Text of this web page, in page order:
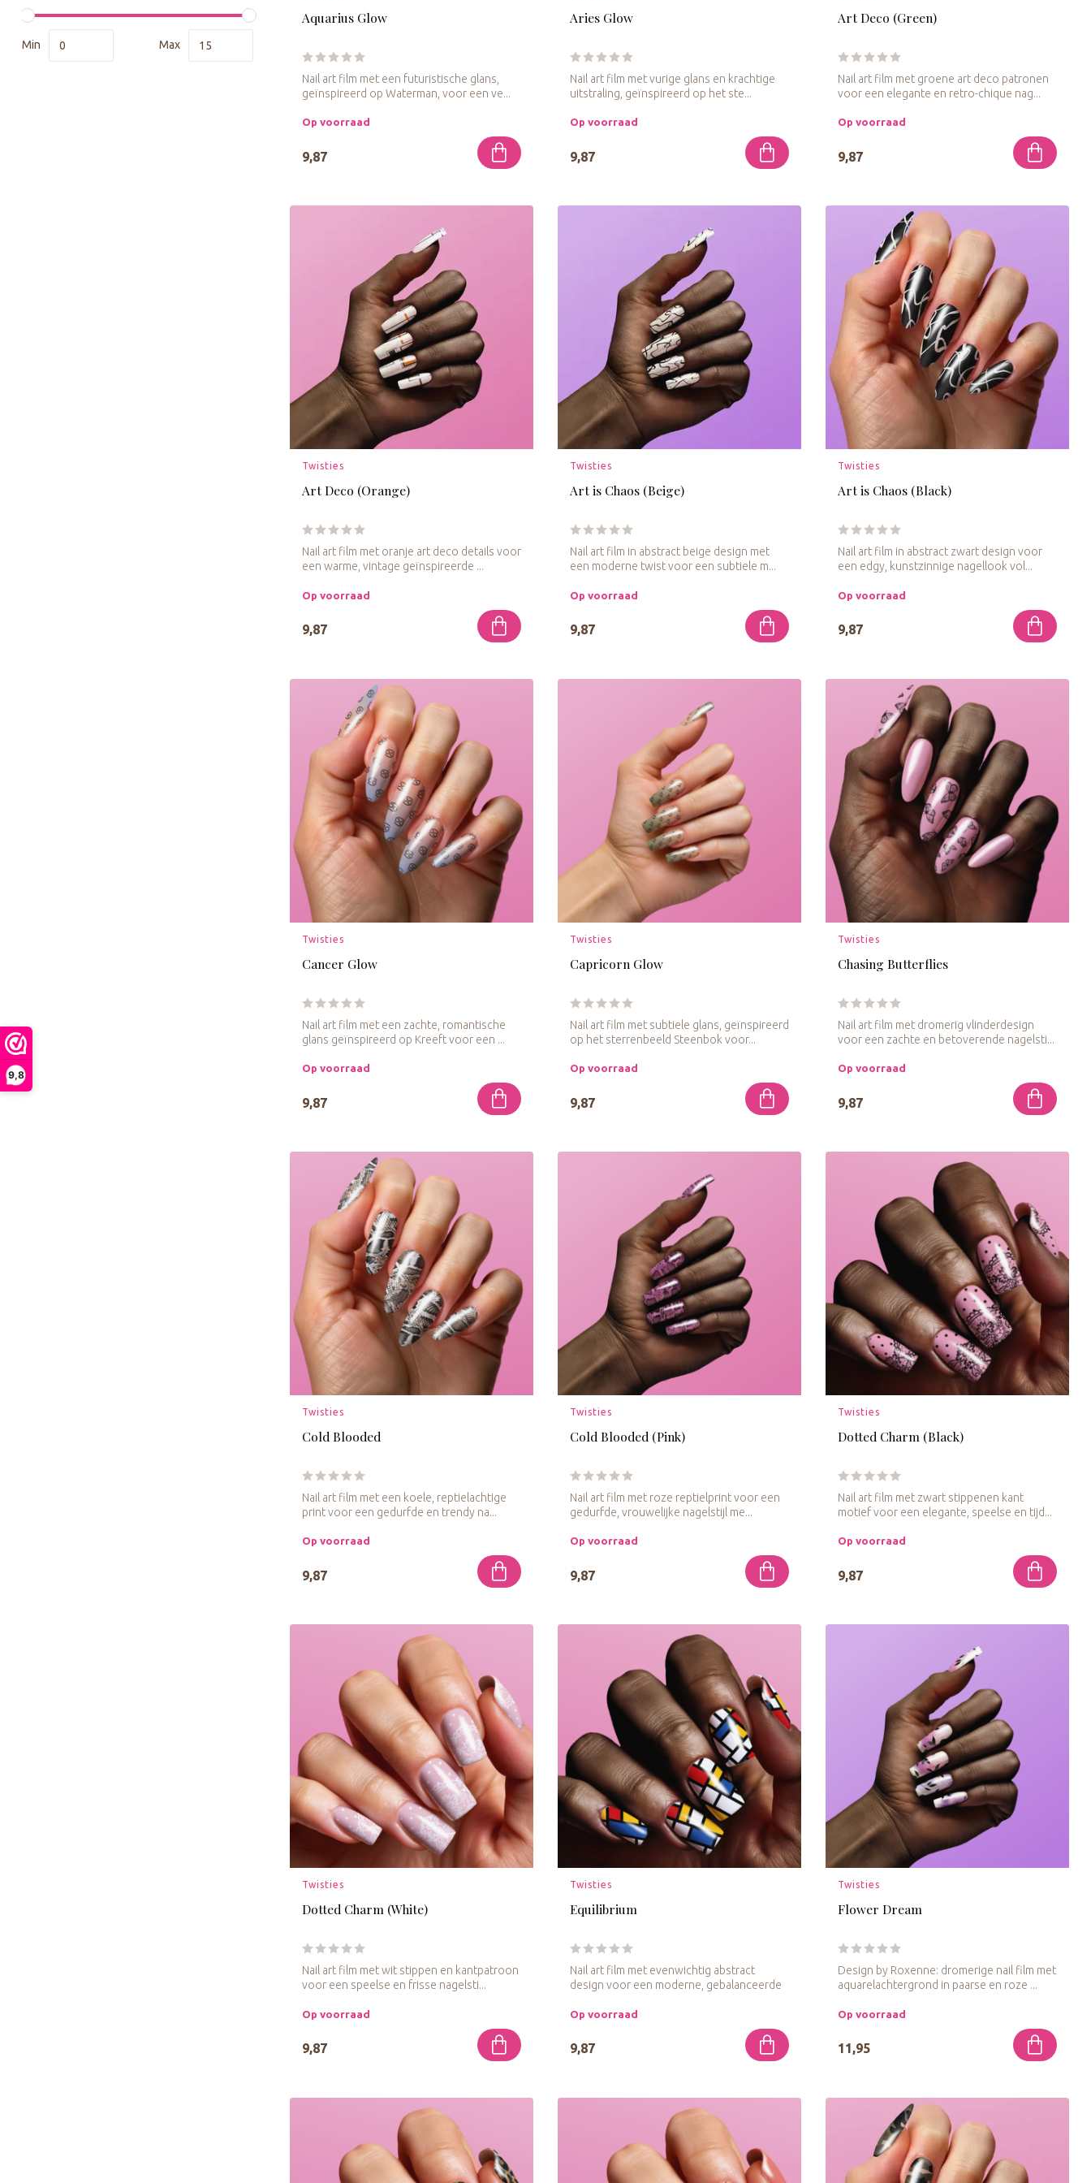
9,8
Min Max
Aquarius Glow
Nail art film met een futuristische glans,
geïnspireerd op Waterman, voor een ve...
Op voorraad
9,87
Aries Glow
Nail art film met vurige glans en krachtige
uitstraling, geïnspireerd op het ste...
Op voorraad
9,87
Art Deco (Green)
Nail art film met groene art deco patronen
voor een elegante en retro-chique nag...
Op voorraad
9,87
Twisties
Art Deco (Orange)
Nail art film met oranje art deco details voor
een warme, vintage geïnspireerde ...
Op voorraad
9,87
Twisties
Art is Chaos (Beige)
Nail art film in abstract beige design met
een moderne twist voor een subtiele m...
Op voorraad
9,87
Twisties
Art is Chaos (Black)
Nail art film in abstract zwart design voor
een edgy, kunstzinnige nagellook vol...
Op voorraad
9,87
Twisties
Cancer Glow
Nail art film met een zachte, romantische
glans geïnspireerd op Kreeft voor een ...
Op voorraad
9,87
Twisties
Capricorn Glow
Nail art film met subtiele glans, geïnspireerd
op het sterrenbeeld Steenbok voor...
Op voorraad
9,87
Twisties
Chasing Butterflies
Nail art film met dromerig vlinderdesign
voor een zachte en betoverende nagelsti...
Op voorraad
9,87
Twisties
Cold Blooded
Nail art film met een koele, reptielachtige
print voor een gedurfde en trendy na...
Op voorraad
9,87
Twisties
Cold Blooded (Pink)
Nail art film met roze reptielprint voor een
gedurfde, vrouwelijke nagelstijl me...
Op voorraad
9,87
Twisties
Dotted Charm (Black)
Nail art film met zwart stippenen kant
motief voor een elegante, speelse en tijd...
Op voorraad
9,87
Twisties
Dotted Charm (White)
Nail art film met wit stippen en kantpatroon
voor een speelse en frisse nagelsti...
Op voorraad
9,87
Twisties
Equilibrium
Nail art film met evenwichtig abstract
design voor een moderne, gebalanceerde
Op voorraad
9,87
Twisties
Flower Dream
Design by Roxenne: dromerige nail film met
aquarelachtergrond in paarse en roze ...
Op voorraad
11,95